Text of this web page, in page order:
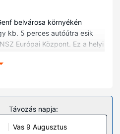
belvárosa környékén
kb. 5 perces autóútra esik
Európai Központ. Ez a helyi
re Brunswick-emlékmű
a(z) apartman vendégeként.
Távozás napja:
Vas 9 Augusztus